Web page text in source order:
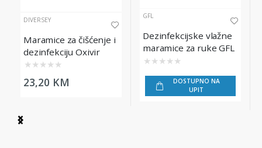
DIVERSEY
Maramice za čišćenje i
dezinfekciju Oxivir
Sporicide Wipe, 80/1
★ ★ ★ ★ ★
23,20 KM
GFL
Dezinfekcijske vlažne
maramice za ruke GFL
★ ★ ★ ★ ★
DOSTUPNO NA
UPIT
Item